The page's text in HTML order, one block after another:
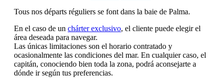
Tous nos départs réguliers se font dans la baie de Palma.
En el caso de un chárter exclusivo, el cliente puede elegir el
área deseada para navegar.
Las únicas limitaciones son el horario contratado y
ocasionalmente las condiciones del mar. En cualquier caso, el
capitán, conociendo bien toda la zona, podrá aconsejarte a
dónde ir según tus preferencias.